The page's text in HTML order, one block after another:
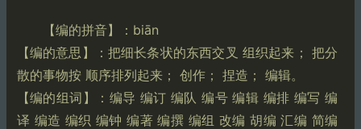
【编的拼音】：biān
【编的意思】：把细长条状的东西交叉 组织起来； 把分
散的事物按 顺序排列起来； 创作； 捏造； 编辑。
【编的组词】：编导 编订 编队 编号 编辑 编排 编写 编
译 编造 编织 编钟 编著 编撰 编组 改编 胡编 汇编 简编